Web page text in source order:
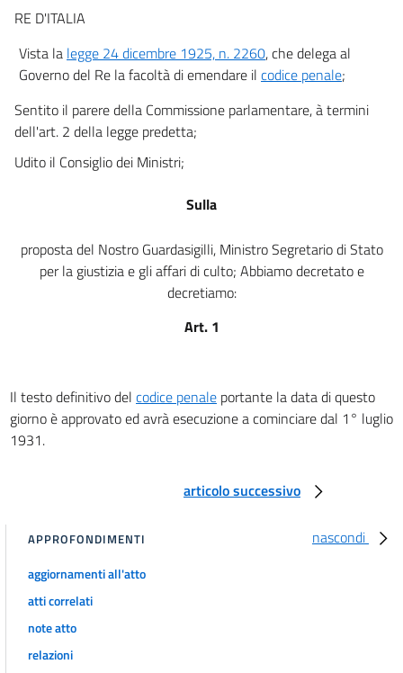
art. 9
art. 11
art. 13
art. 14
DELLE PENE
CAPO I
Delle specie di pene, in generale
art. 20
art. 20 bis
art. 23
art. 24
art. 25
art. 26
art. 27
RE D'ITALIA
Vista la legge 24 dicembre 1925, n. 2260, che delega al
Governo del Re la facoltà di emendare il codice penale;
Sentito il parere della Commissione parlamentare, à termini
dell'art. 2 della legge predetta;
Udito il Consiglio dei Ministri;
Sulla
proposta del Nostro Guardasigilli, Ministro Segretario di Stato
per la giustizia e gli affari di culto; Abbiamo decretato e
decretiamo:
Art. 1
Il testo definitivo del codice penale portante la data di questo
giorno è approvato ed avrà esecuzione a cominciare dal 1° luglio
1931.
articolo successivo
nascondi
APPROFONDIMENTI
aggiornamenti all'atto
atti correlati
note atto
relazioni